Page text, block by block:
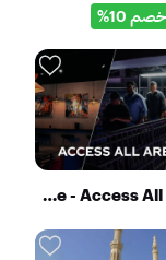
خصم 10%
The Ultimate Venue Experience - Access All Areas Tour